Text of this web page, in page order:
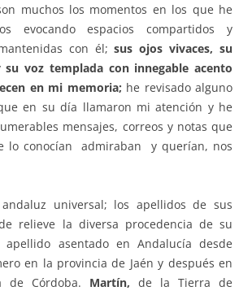
muchos los momentos en los que he
evocando espacios compartidos y
con él;sus ojos vivaces, su
su voz templada con innegable acento
en mi memoria; he revisado alguno
en su día llamaron mi atención y he
mensajes, correos y notas que
lo conocían admiraban y querían, nos
universal; los apellidos de sus
relieve la diversa procedencia de su
apellido asentado en Andalucía desde
en la provincia de Jaén y después en
de Córdoba. Martín, de la Tierra de